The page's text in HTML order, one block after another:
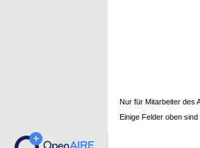
Nur für Mitarbeiter des
Einige Felder oben